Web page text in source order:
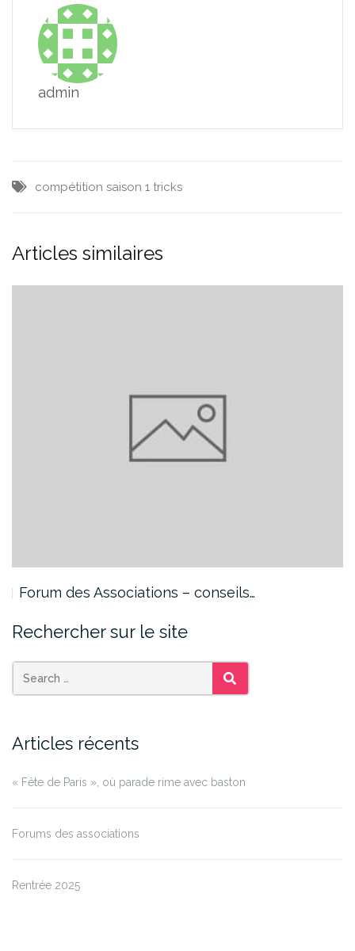
admin
compétition saison 1 tricks
Articles similaires
Forum des Associations – conseils…
Rechercher sur le site
SEARCH
Articles récents
« Fête de Paris », où parade rime avec baston
Forums des associations
Rentrée 2025